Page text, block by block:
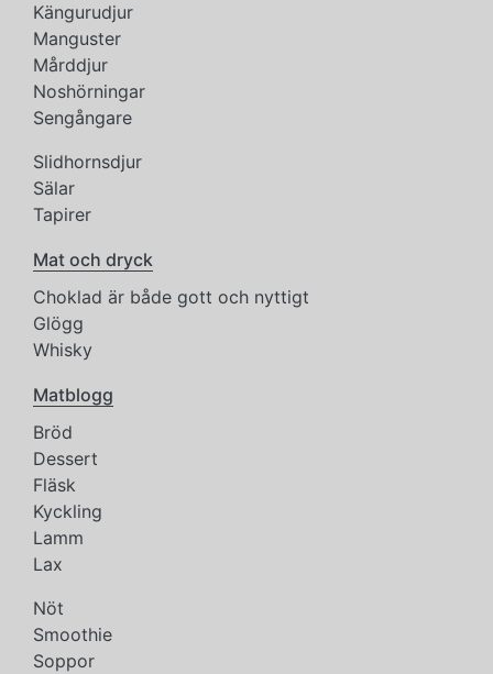
Kängurudjur
Manguster
Mårddjur
Noshörningar
Sengångare
Slidhornsdjur
Sälar
Tapirer
Mat och dryck
Choklad är både gott och nyttigt
Glögg
Whisky
Matblogg
Bröd
Dessert
Fläsk
Kyckling
Lamm
Lax
Nöt
Smoothie
Soppor